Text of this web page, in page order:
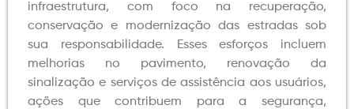
infraestrutura, com foco na recuperação,
conservação e modernização das estradas sob
sua responsabilidade. Esses esforços incluem
melhorias no pavimento, renovação da
sinalização e serviços de assistência aos usuários,
ações que contribuem para a segurança,